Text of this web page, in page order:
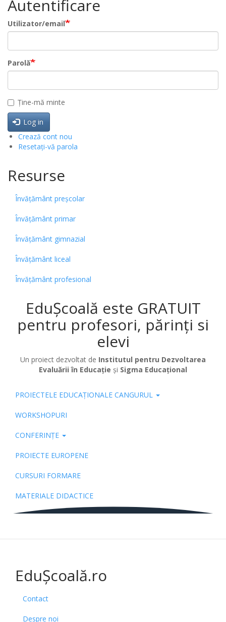
Autentificare
Utilizator/email
Parolă
Ține-mă minte
Log in
Crează cont nou
Resetați-vă parola
Resurse
Învățământ preșcolar
Învățământ primar
Învățământ gimnazial
Învățământ liceal
Învățământ profesional
EduȘcoală este GRATUIT
pentru profesori, părinți si
elevi
Un proiect dezvoltat de Institutul pentru Dezvoltarea
Evaluării în Educație și Sigma Educațional
Pub
PROIECTELE EDUCAȚIONALE CANGURUL
WORKSHOPURI
CONFERINȚE
PROIECTE EUROPENE
CURSURI FORMARE
MATERIALE DIDACTICE
EduȘcoală.ro
Contact
Despre noi